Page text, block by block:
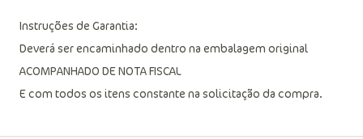
Instruções de Garantia:
Deverá ser encaminhado dentro na embalagem original
ACOMPANHADO DE NOTA FISCAL
E com todos os itens constante na solicitação da compra.